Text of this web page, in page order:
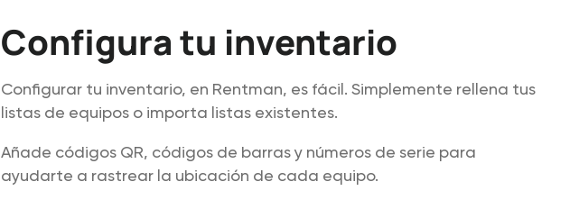
Configura tu inventario
Configurar tu inventario, en Rentman, es fácil. Simplemente rellena tus
listas de equipos o importa listas existentes.
Añade códigos QR, códigos de barras y números de serie para
ayudarte a rastrear la ubicación de cada equipo.